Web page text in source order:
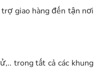
giao hàng đến tận nơi
trong tất cả các khung